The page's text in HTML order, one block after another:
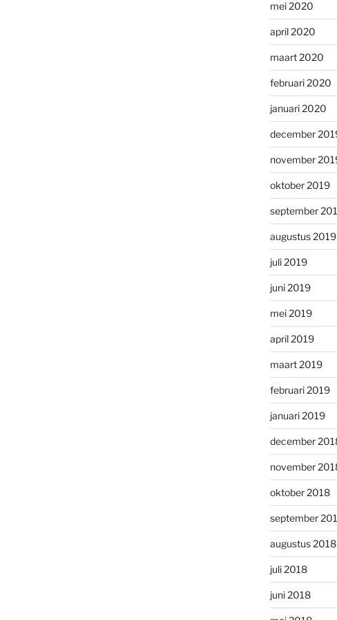
mei 2020
april 2020
maart 2020
februari 2020
januari 2020
december
november
oktober 2019
september
augustus 2019
juli 2019
juni 2019
mei 2019
april 2019
maart 2019
februari 2019
januari 2019
december
november
oktober 2018
september
augustus 2018
juli 2018
juni 2018